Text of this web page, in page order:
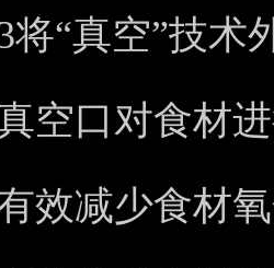
将“真空”技
空口对食材
效减少食材